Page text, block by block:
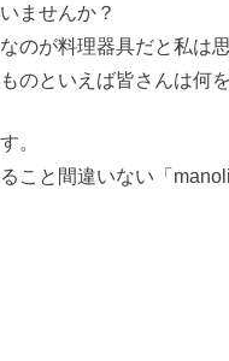
ませんか？
のが料理器具だと私は思
のといえば皆さんは何
。
こと間違いない 「